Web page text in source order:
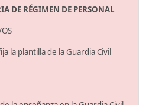
DE RÉGIMEN DE PERSONAL
la plantilla de la Guardia Civil